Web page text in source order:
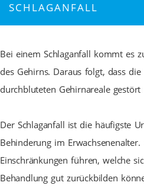
SCHLAGANFALL
Bei einem Schlaganfall kommt es
des Gehirns. Daraus folgt, dass
durchbluteten Gehirnareale gestört
Der Schlaganfall ist die häufigste
Behinderung im
Einschränkungen führen, welche
Behandlung gut zurückbilden